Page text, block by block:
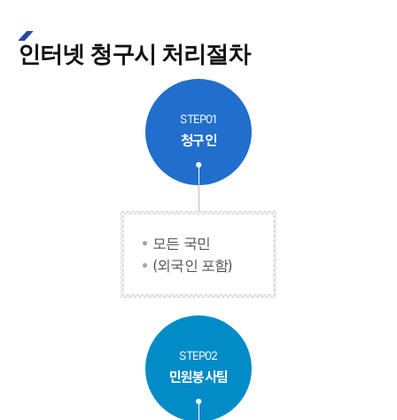
인터넷 청구시 처리절차
STEP01
청구인
모든 국민
(외국인 포함)
STEP02
민원봉사팀